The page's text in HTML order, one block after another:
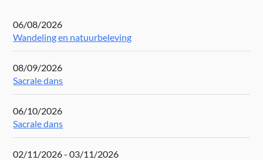
06/08/2026
Wandeling en natuurbeleving
08/09/2026
Sacrale dans
06/10/2026
Sacrale dans
02/11/2026 - 03/11/2026